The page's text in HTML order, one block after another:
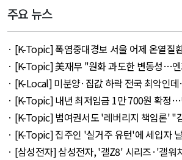
주요 뉴스
· [K-Topic] 폭염중대경보 서울 어제 온열
다 외 33건 - August 5, 2026
· [K-Topic] 美재무 "원화 과도한 변동성…
뒤따를 것" 외 50건 - August 5, 2026
· [K-Local] 미분양·집값 하락 전국 최악인
례서 빠졌다 외 11건 - August 5, 2026
· [K-Topic] 내년 최저임금 1만 700원 확정
의 불수용 외 44건 - August 5, 2026
· [K-Topic] 범여권서도 '레버리지 책임론' "
없어" 외 50건 - August 5, 2026
· [K-Topic] 집주인 '실거주 유턴'에 세입자
만 바보" 외 50건 - August 5, 2026
· [삼성전자] 삼성전자, '갤Z8' 시리즈·'갤워